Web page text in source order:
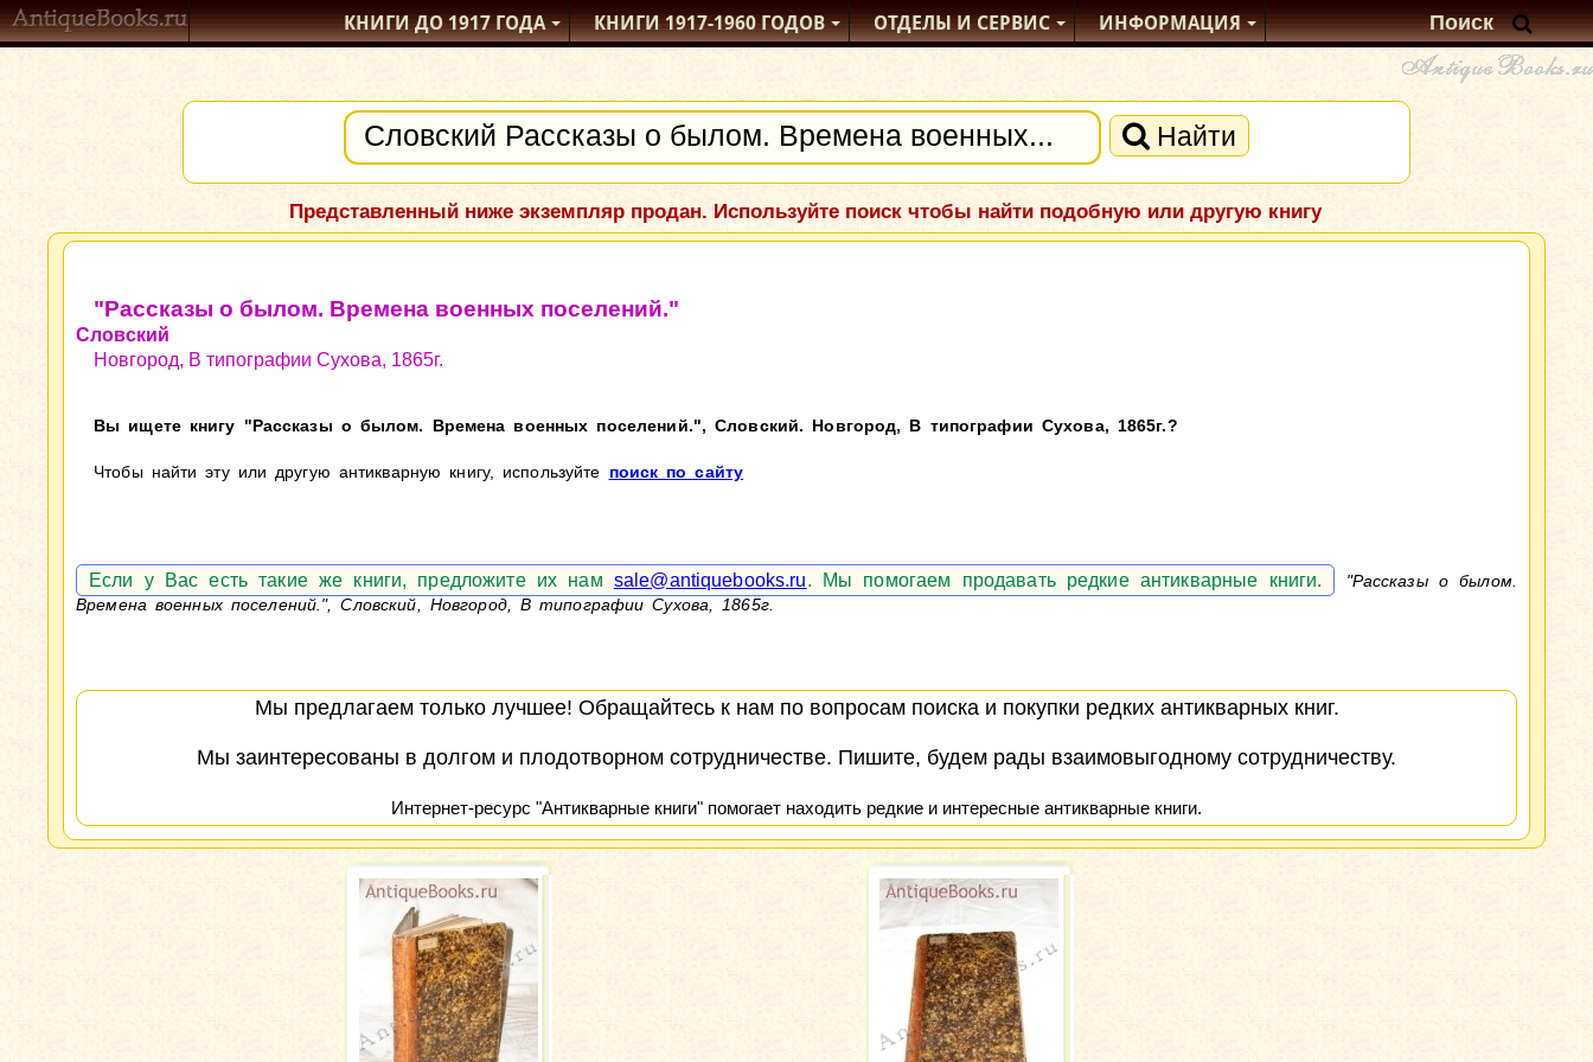
КНИГИ ДО 1917ГОДА КНИГИ1917-1960ГОДОВ ОТДЕЛЫИ СЕРВИС ИНФОРМАЦИЯ
Найти
Представленный ниже экземпляр продан. Используйте поиск чтобы найти подобную или другую книгу
"Рассказы о былом. Времена военных поселений."
Словский
Новгород, В типографии Сухова, 1865г.
Вы ищете книгу "Рассказы о былом. Времена военных поселений.", Словский. Новгород, В типографии Сухова, 1865г.?
Чтобы найти эту или другую антикварную книгу, используйте поиск по сайту
Если у Вас есть такие же книги, предложите их нам sale@antiquebooks.ru. Мы помогаем продавать редкие антикварные книги.
"Рассказы о былом.
Времена военных поселений.", Словский, Новгород, В типографии Сухова, 1865г.
Мы предлагаем только лучшее! Обращайтесь к нам по вопросам поиска и покупки редких антикварных книг.
Мы заинтересованы в долгом и плодотворном сотрудничестве. Пишите, будем рады взаимовыгодному сотрудничеству.
Интернет-ресурс "Антикварные книги" помогает находить редкие и интересные антикварные книги.